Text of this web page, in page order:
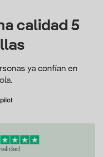
calidad 5
ya confían en